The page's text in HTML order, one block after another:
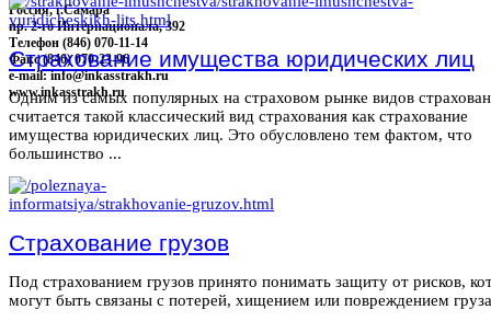
Россия, г.Самара
пр. 2-го Интернационала, 392
Телефон (846) 070-11-14
Факс (846) 070-23-96
e-mail: info@inkasstrakh.ru
www.inkasstrakh.ru
Страхование имущества юридических лиц
Одним из самых популярных на страховом рынке видов
считается такой классический вид страхования как страхование
имущества юридических лиц. Это обусловлено тем фактом, что
большинство ...
Страхование грузов
Под страхованием грузов принято понимать защиту от рисков,
могут быть связаны с потерей, хищением или повреждением